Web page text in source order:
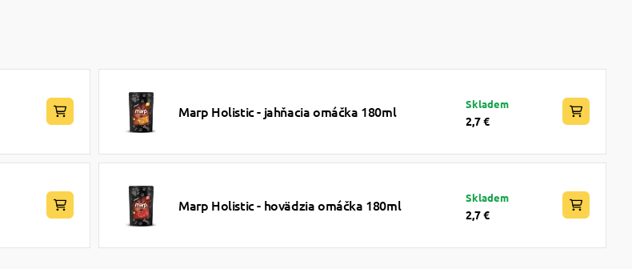
Marp Holistic - jahňacia omáčka 180ml Skladem
2,7 €
Marp Holistic - hovädzia omáčka 180ml Skladem
2,7 €